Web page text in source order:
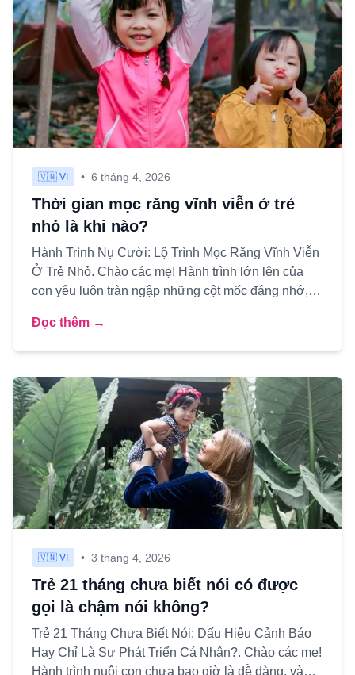
🇻🇳 VI • 6 tháng 4, 2026
Thời gian mọc răng vĩnh viễn ở trẻ
nhỏ là khi nào?
Hành Trình Nụ Cười: Lộ Trình Mọc Răng Vĩnh Viễn
Ở Trẻ Nhỏ. Chào các mẹ! Hành trình lớn lên của
con yêu luôn tràn ngập những cột mốc đáng nhớ,
Đọc thêm →
🇻🇳 VI • 3 tháng 4, 2026
Trẻ 21 tháng chưa biết nói có được
gọi là chậm nói không?
Trẻ 21 Tháng Chưa Biết Nói: Dấu Hiệu Cảnh Báo
Hay Chỉ Là Sự Phát Triển Cá Nhân?. Chào các mẹ!
Hành trình nuôi con chưa bao giờ là dễ dàng, và